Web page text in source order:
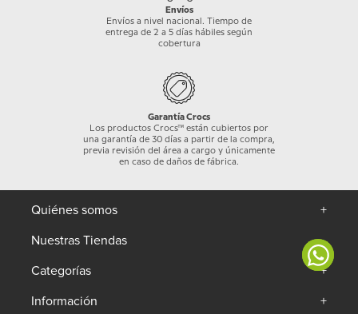
Envíos
Envíos a nivel nacional. Tiempo de
entrega de 2 a 5 días hábiles según
cobertura
Garantía Crocs
Los productos Crocs™ están cubiertos por
una garantía de 30 días a partir de la compra,
previa revisión del área a cargo y únicamente
en caso de daños de fábrica.
Quiénes somos
+
Nuestras Tiendas
Categorías
+
Información
+